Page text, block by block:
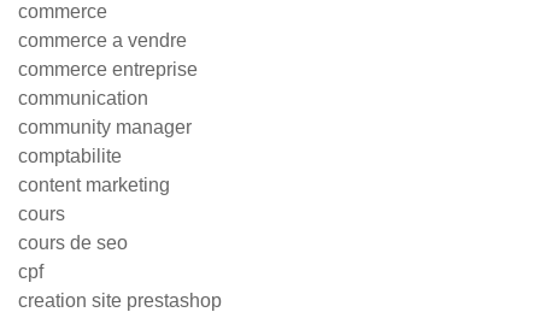
commerce
commerce a vendre
commerce entreprise
communication
community manager
comptabilite
content marketing
cours
cours de seo
cpf
creation site prestashop